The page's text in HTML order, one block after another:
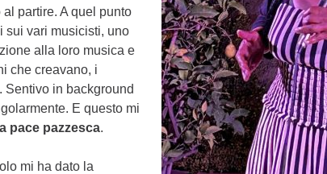
partire. A quel punto
sui vari musicisti, uno
alla loro musica e
che creavano, i
Sentivo in background
E questo mi
pace pazzesca.
mi ha dato la